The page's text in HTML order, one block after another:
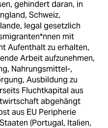
gehindert daran, in
Schweiz,
legal gesetzlich
mit
Aufenthalt zu erhalten,
Arbeit aufzunehmen,
Nahrungsmittel-,
Ausbildung zu
Fluchtkapital aus
abgehängt
aus EU Peripherie
(Portugal, Italien,